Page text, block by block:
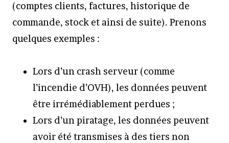
(comptes clients, factures, historique de
commande, stock et ainsi de suite). Prenons
quelques exemples :
Lors d’un crash serveur (comme
l’incendie d’OVH), les données peuvent
être irrémédiablement perdues ;
Lors d’un piratage, les données peuvent
avoir été transmises à des tiers non